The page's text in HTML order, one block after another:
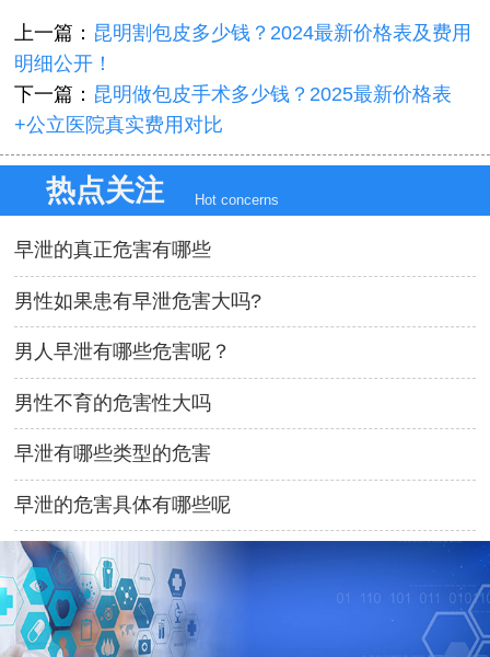
上一篇： 昆明割包皮多少钱？2024最新价格表及费用
明细公开！
下一篇： 昆明做包皮手术多少钱？2025最新价格表
+公立医院真实费用对比
热点关注 Hot concerns
早泄的真正危害有哪些
男性如果患有早泄危害大吗?
男人早泄有哪些危害呢？
男性不育的危害性大吗
早泄有哪些类型的危害
早泄的危害具体有哪些呢